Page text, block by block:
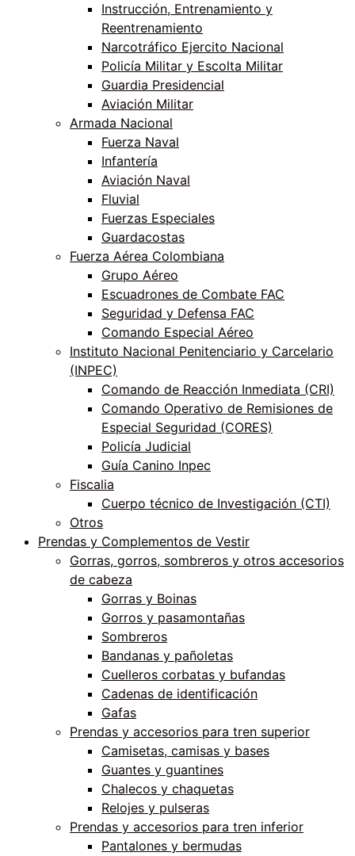
Instrucción, Entrenamiento y
Reentrenamiento
Narcotráfico Ejercito Nacional
Policía Militar y Escolta Militar
Guardia Presidencial
Aviación Militar
Armada Nacional
Fuerza Naval
Infantería
Aviación Naval
Fluvial
Fuerzas Especiales
Guardacostas
Fuerza Aérea Colombiana
Grupo Aéreo
Escuadrones de Combate FAC
Seguridad y Defensa FAC
Comando Especial Aéreo
Instituto Nacional Penitenciario y Carcelario
(INPEC)
Comando de Reacción Inmediata (CRI)
Comando Operativo de Remisiones de
Especial Seguridad (CORES)
Policía Judicial
Guía Canino Inpec
Fiscalia
Cuerpo técnico de Investigación (CTI)
Otros
Prendas y Complementos de Vestir
Gorras, gorros, sombreros y otros accesorios
de cabeza
Gorras y Boinas
Gorros y pasamontañas
Sombreros
Bandanas y pañoletas
Cuelleros corbatas y bufandas
Cadenas de identificación
Gafas
Prendas y accesorios para tren superior
Camisetas, camisas y bases
Guantes y guantines
Chalecos y chaquetas
Relojes y pulseras
Prendas y accesorios para tren inferior
Pantalones y bermudas